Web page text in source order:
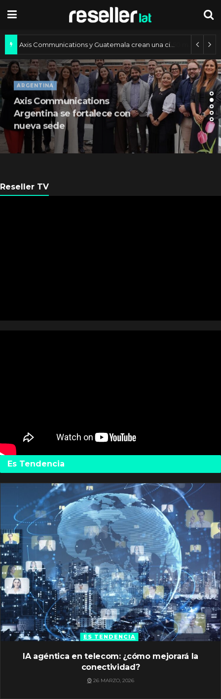
ARGENTINA
Axis Communications
Argentina se fortalece con
nueva sede
Reseller TV
Es Tendencia
ES TENDENCIA
IA agéntica en telecom: ¿cómo mejorará la
conectividad?
26 MARZO, 2026